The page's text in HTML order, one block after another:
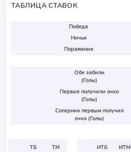
ТАБЛИЦА СТАВОК
Победа
Ничья
Поражение
Обе забили
(Голы)
Первые получили очко
(Голы)
Соперник первым получил
очко (Голы)
ТБ
ТМ
ИТБ
ИТМ